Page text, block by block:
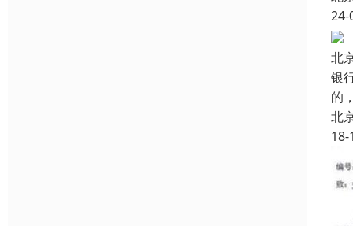
24-
北
银
的
北
18-